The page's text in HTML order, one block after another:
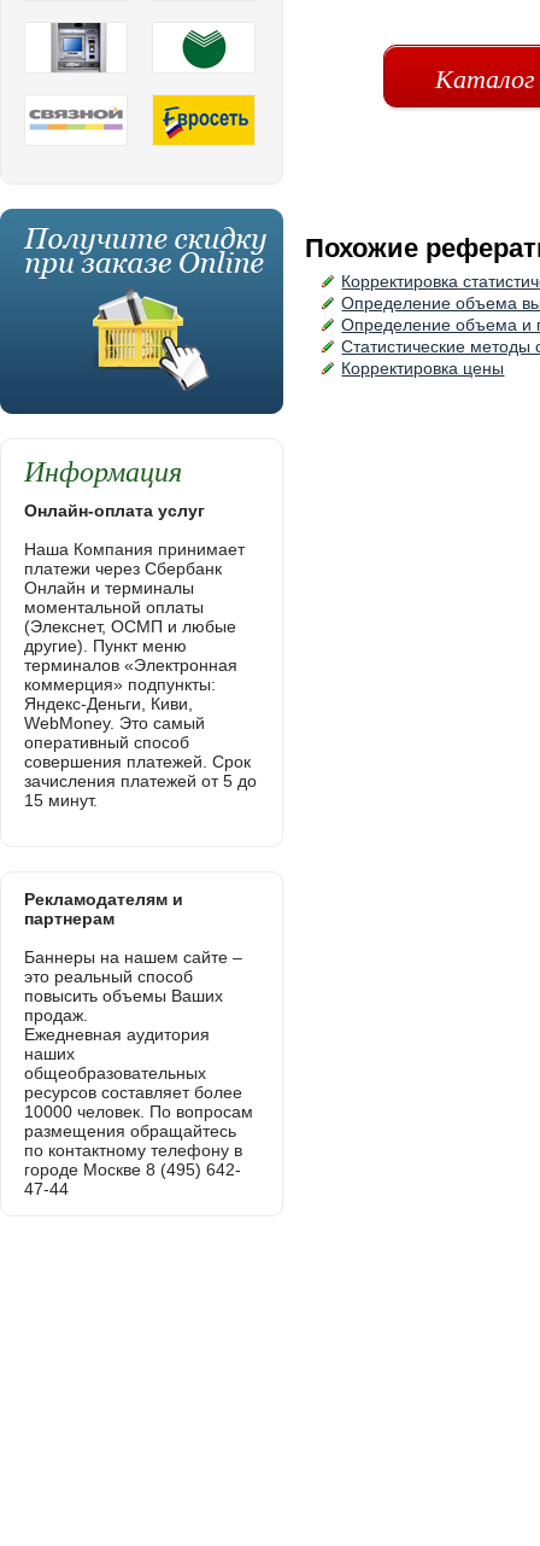
Похожие
Корректировка
Определение объема
Определение объема и
Статистические
Корректировка цены
Информация
Онлайн-оплата услуг
Наша Компания принимает
платежи через Сбербанк
Онлайн и терминалы
моментальной оплаты
(Элекснет, ОСМП и любые
другие). Пункт меню
терминалов «Электронная
коммерция» подпункты:
Яндекс-Деньги, Киви,
WebMoney. Это самый
оперативный способ
совершения платежей. Срок
зачисления платежей от 5 до
15 минут.
Рекламодателям и
партнерам
Баннеры на нашем сайте –
это реальный способ
повысить объемы Ваших
продаж.
Ежедневная аудитория
наших
общеобразовательных
ресурсов составляет более
10000 человек. По вопросам
размещения обращайтесь
по контактному телефону в
городе Москве 8 (495) 642-
47-44